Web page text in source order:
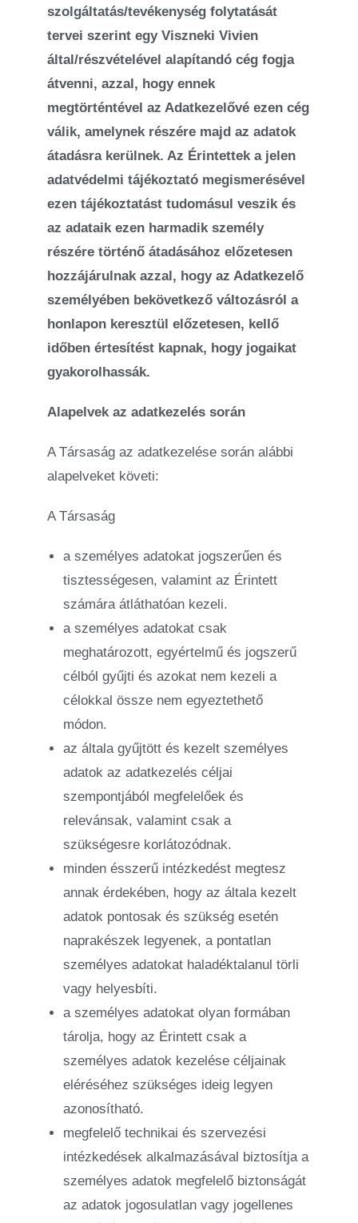
szolgáltatás/tevékenység folytatását
tervei szerint egy Viszneki Vivien
által/részvételével alapítandó cég fogja
átvenni, azzal, hogy ennek
megtörténtével az Adatkezelővé ezen cég
válik, amelynek részére majd az adatok
átadásra kerülnek. Az Érintettek a jelen
adatvédelmi tájékoztató megismerésével
ezen tájékoztatást tudomásul veszik és
az adataik ezen harmadik személy
részére történő átadásához előzetesen
hozzájárulnak azzal, hogy az Adatkezelő
személyében bekövetkező változásról a
honlapon keresztül előzetesen, kellő
időben értesítést kapnak, hogy jogaikat
gyakorolhassák.
Alapelvek az adatkezelés során
A Társaság az adatkezelése során alábbi
alapelveket követi:
A Társaság
a személyes adatokat jogszerűen és
tisztességesen, valamint az Érintett
számára átláthatóan kezeli.
a személyes adatokat csak
meghatározott, egyértelmű és jogszerű
célból gyűjti és azokat nem kezeli a
célokkal össze nem egyeztethető
módon.
az általa gyűjtött és kezelt személyes
adatok az adatkezelés céljai
szempontjából megfelelőek és
relevánsak, valamint csak a
szükségesre korlátozódnak.
minden ésszerű intézkedést megtesz
annak érdekében, hogy az általa kezelt
adatok pontosak és szükség esetén
naprakészek legyenek, a pontatlan
személyes adatokat haladéktalanul törli
vagy helyesbíti.
a személyes adatokat olyan formában
tárolja, hogy az Érintett csak a
személyes adatok kezelése céljainak
eléréséhez szükséges ideig legyen
azonosítható.
megfelelő technikai és szervezési
intézkedések alkalmazásával biztosítja a
személyes adatok megfelelő biztonságát
az adatok jogosulatlan vagy jogellenes